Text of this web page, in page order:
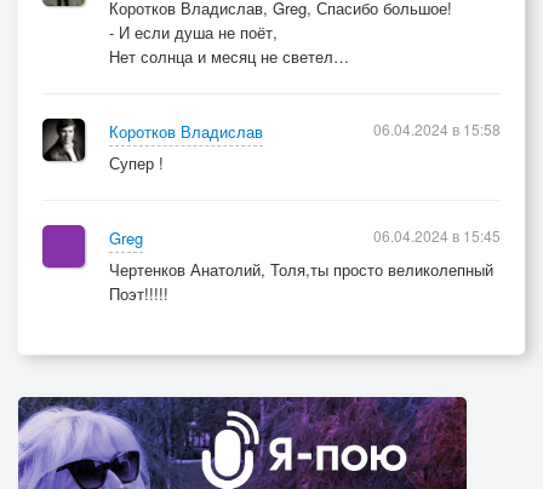
Коротков Владислав, Greg, Спасибо большое!
- И если душа не поёт,
Нет солнца и месяц не светел…
Коротков Владислав
Супер !
06.04.2024 в 15:58
Greg
Чертенков Анатолий, Толя,ты просто великолепный
Поэт!!!!!
06.04.2024 в 15:45